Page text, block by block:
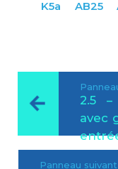
K5a AB25
2.5
avec
Panneau suivant